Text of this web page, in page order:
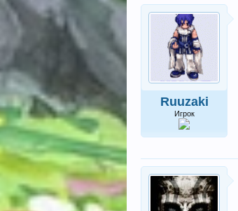
Ruuzaki
Игрок